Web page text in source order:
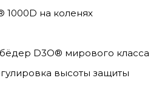
1000D на коленях
D3O® мирового класса
высоты защиты